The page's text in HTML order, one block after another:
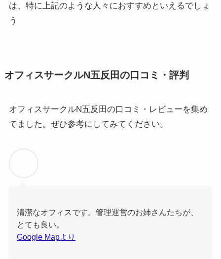
は、特に上記のような人々におすすめといえるでしょ
う
オフィスサークルN五反田の口コミ・評判
オフィスサークルN五反田の口コミ・レビューを集め
てました。ぜひ参考にしてみてください。
清潔なオフィスです。管理運営のお姉さんたちが、
とても良い。
Google Mapより